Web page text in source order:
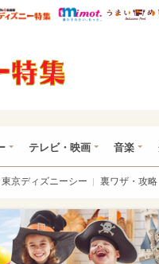
ピママ* ウレぴあ総研 ディ
mimot.
テレビ・映画 音楽
東京ディズニーシー 裏ワザ・攻略